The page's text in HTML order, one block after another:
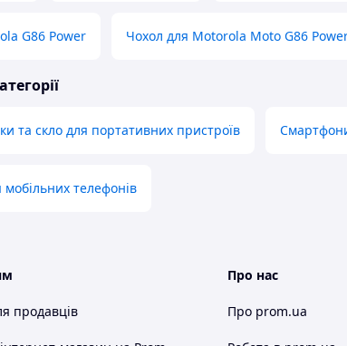
G86 Power Чохол для Motorola Moto G86
та скло для портативних пристроїв
телефонів
продавців
Про нас
Про prom.ua